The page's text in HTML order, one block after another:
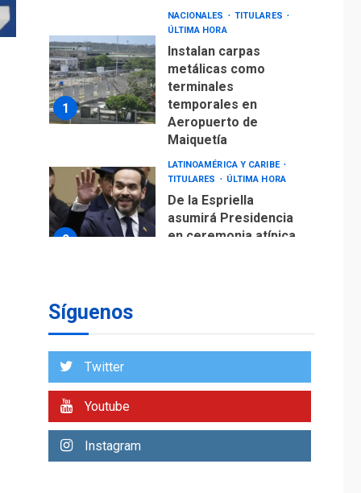
1
NACIONALES
TITULARES
ÚLTIMA HORA
Instalan carpas
metálicas como
terminales
temporales en
Aeropuerto de
Maiquetía
2
LATINOAMÉRICA Y CARIBE
TITULARES
ÚLTIMA HORA
De la Espriella
asumirá Presidencia
en ceremonia atípica
3
de diálogo en
4
POLÍTICA
TITULARES
Gobierno y AN2015 en
diálogo
Síguenos
Twitter
Youtube
Instagram